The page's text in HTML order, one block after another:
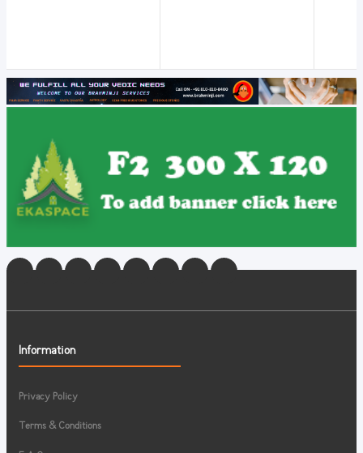
Information
Privacy Policy
Terms & Conditions